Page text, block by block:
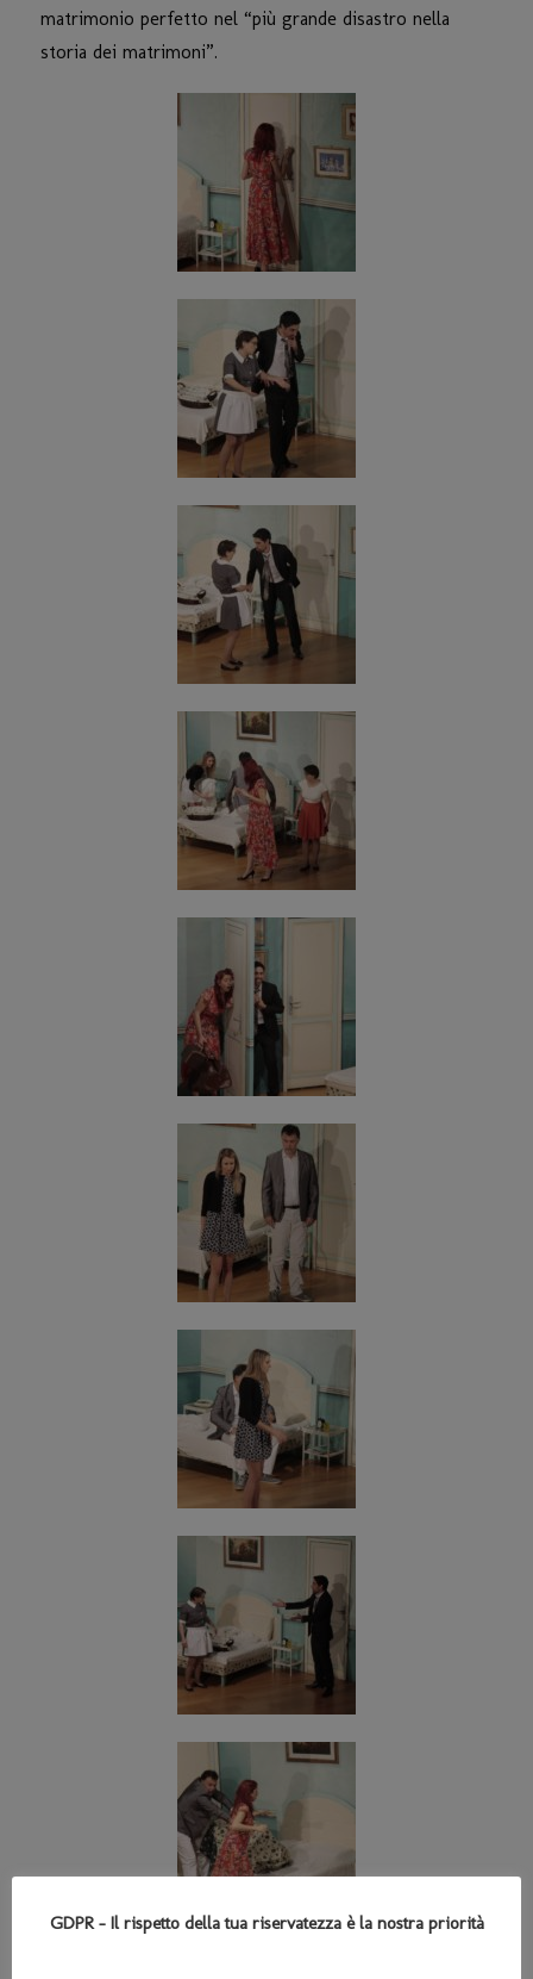
matrimonio perfetto nel “più grande disastro nella
storia dei matrimoni”.
GDPR - Il rispetto della tua riservatezza è la nostra priorità